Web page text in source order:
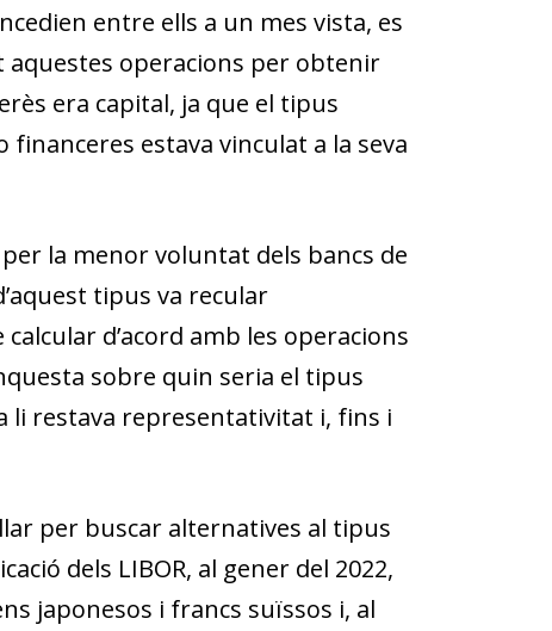
entre ells a un mes vista, es
aquestes operacions per obtenir
era capital, ja que el tipus
estava vinculat a la seva
la menor voluntat dels bancs de
tipus va recular
d’acord amb les operacions
sobre quin seria el tipus
li restava representativitat i, fins i
per buscar alternatives al tipus
dels LIBOR, al gener del 2022,
japonesos i francs suïssos i, al